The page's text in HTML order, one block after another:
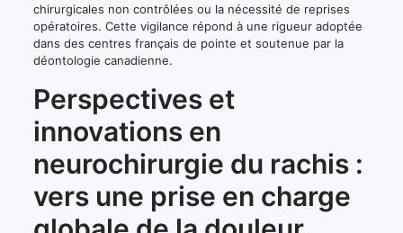
chirurgicales non contrôlées ou la nécessité de reprises
opératoires. Cette vigilance répond à une rigueur adoptée
dans des centres français de pointe et soutenue par la
déontologie canadienne.
Perspectives et
innovations en
neurochirurgie du rachis :
vers une prise en charge